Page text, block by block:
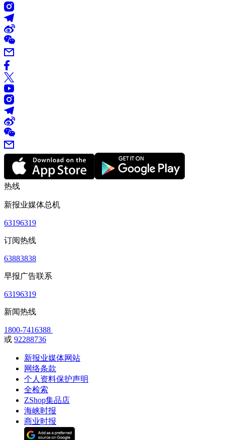
热线
新报业媒体总机
63196319
订阅热线
63883838
早报广告联系
63196319
新闻热线
1800-7416388
或 92288736
新报业媒体网站
网络条款
个人资料保护声明
全检索
ZShop集品店
海峡时报
商业时报